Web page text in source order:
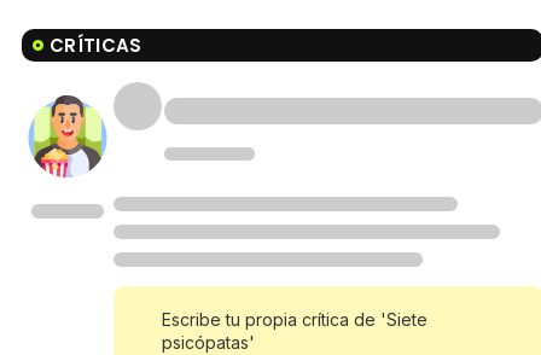
CRÍTICAS
Escribe tu propia crítica de 'Siete
psicópatas'